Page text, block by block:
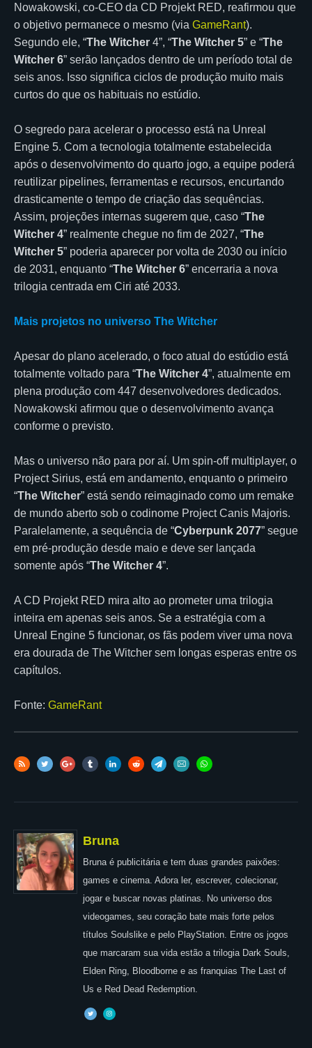
Nowakowski, co-CEO da CD Projekt RED, reafirmou que
o objetivo permanece o mesmo (via GameRant).
Segundo ele, “The Witcher 4”, “The Witcher 5” e “The
Witcher 6” serão lançados dentro de um período total de
seis anos. Isso significa ciclos de produção muito mais
curtos do que os habituais no estúdio.
O segredo para acelerar o processo está na Unreal
Engine 5. Com a tecnologia totalmente estabelecida
após o desenvolvimento do quarto jogo, a equipe poderá
reutilizar pipelines, ferramentas e recursos, encurtando
drasticamente o tempo de criação das sequências.
Assim, projeções internas sugerem que, caso “The
Witcher 4” realmente chegue no fim de 2027, “The
Witcher 5” poderia aparecer por volta de 2030 ou início
de 2031, enquanto “The Witcher 6” encerraria a nova
trilogia centrada em Ciri até 2033.
Mais projetos no universo The Witcher
Apesar do plano acelerado, o foco atual do estúdio está
totalmente voltado para “The Witcher 4”, atualmente em
plena produção com 447 desenvolvedores dedicados.
Nowakowski afirmou que o desenvolvimento avança
conforme o previsto.
Mas o universo não para por aí. Um spin-off multiplayer, o
Project Sirius, está em andamento, enquanto o primeiro
“The Witcher” está sendo reimaginado como um remake
de mundo aberto sob o codinome Project Canis Majoris.
Paralelamente, a sequência de “Cyberpunk 2077” segue
em pré-produção desde maio e deve ser lançada
somente após “The Witcher 4”.
A CD Projekt RED mira alto ao prometer uma trilogia
inteira em apenas seis anos. Se a estratégia com a
Unreal Engine 5 funcionar, os fãs podem viver uma nova
era dourada de The Witcher sem longas esperas entre os
capítulos.
Fonte: GameRant
Bruna
Bruna é publicitária e tem duas grandes paixões:
games e cinema. Adora ler, escrever, colecionar,
jogar e buscar novas platinas. No universo dos
videogames, seu coração bate mais forte pelos
títulos Soulslike e pelo PlayStation. Entre os jogos
que marcaram sua vida estão a trilogia Dark Souls,
Elden Ring, Bloodborne e as franquias The Last of
Us e Red Dead Redemption.